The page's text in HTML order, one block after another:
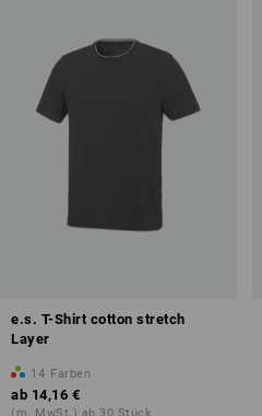
e.s. T-Shirt cotton stretch
Layer
14 Farben
ab 14,16 €
(m. MwSt.) ab 30 Stück